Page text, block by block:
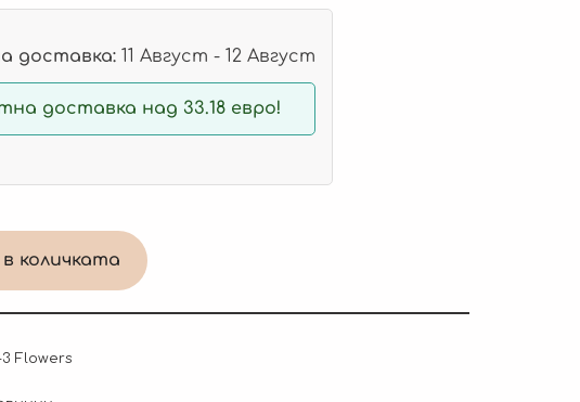
доставка: 11 Август - 12 Август
доставка над 33.18 евро!
количката
3 Flowers